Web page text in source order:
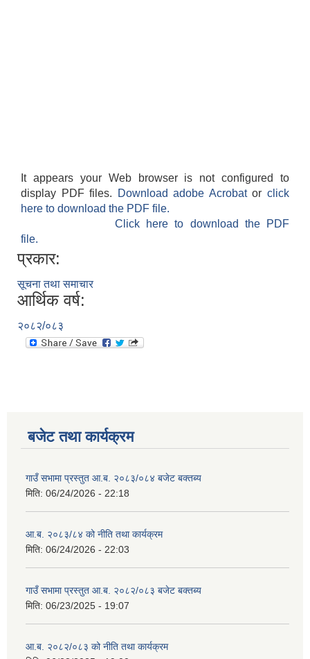
It appears your Web browser is not configured to
display PDF files.
Download adobe Acrobatorclick
here to download the PDF file.
Click here to download the PDF
file.
प्रकार:
सूचना तथा समाचार
आर्थिक वर्ष:
२०८२/०८३
बजेट तथा कार्यक्रम
गाउँ सभामा प्रस्तुत आ.ब. २०८३/०८४ बजेट बक्तब्य
मिति: 06/24/2026 - 22:18
आ.ब. २०८३/८४ को नीति तथा कार्यक्रम
मिति: 06/24/2026 - 22:03
गाउँ सभामा प्रस्तुत आ.ब. २०८२/०८३ बजेट बक्तब्य
मिति: 06/23/2025 - 19:07
आ.ब. २०८२/०८३ को नीति तथा कार्यक्रम